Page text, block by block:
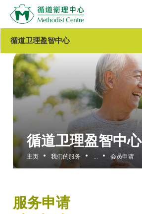
循道卫理盈智中心
主页 我们的服务 会员申请
循道卫理盈智中心
服务申请